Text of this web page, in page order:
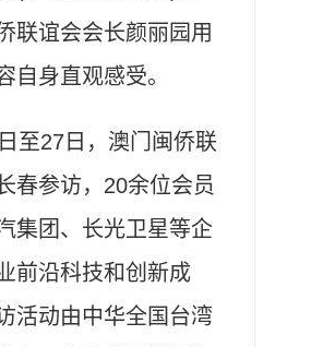
联谊会会长颜丽园用
自身直观感受。
27日，澳门闽侨联
春参访，20余位会员
集团、长光卫星等企
前沿科技和创新成
活动由中华全国台湾